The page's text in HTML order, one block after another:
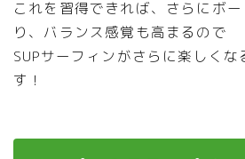
これを習得できれば、さらにボ
り、バランス感覚も高まるので
SUPサーフィンがさらに楽しく
す！